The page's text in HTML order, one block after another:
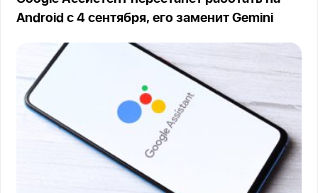
Android с 4 сентября, его заменит Gemini